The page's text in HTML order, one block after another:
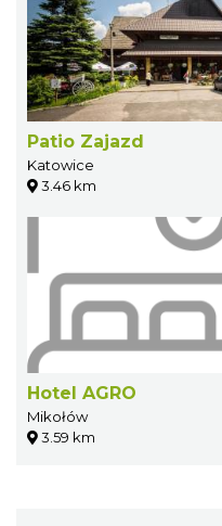
Patio Zajazd
Katowice
3.46 km
Hotel AGRO
Mikołów
3.59 km